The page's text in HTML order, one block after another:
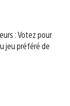
: Votez pour
jeu préféré de